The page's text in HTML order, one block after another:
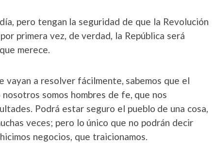
pero tengan la seguridad de que la Revolución
primera vez, de verdad, la República será
merece.
vayan a resolver fácilmente, sabemos que el
somos hombres de fe, que nos
Podrá estar seguro el pueblo de una cosa,
veces; pero lo único que no podrán decir
negocios, que traicionamos.